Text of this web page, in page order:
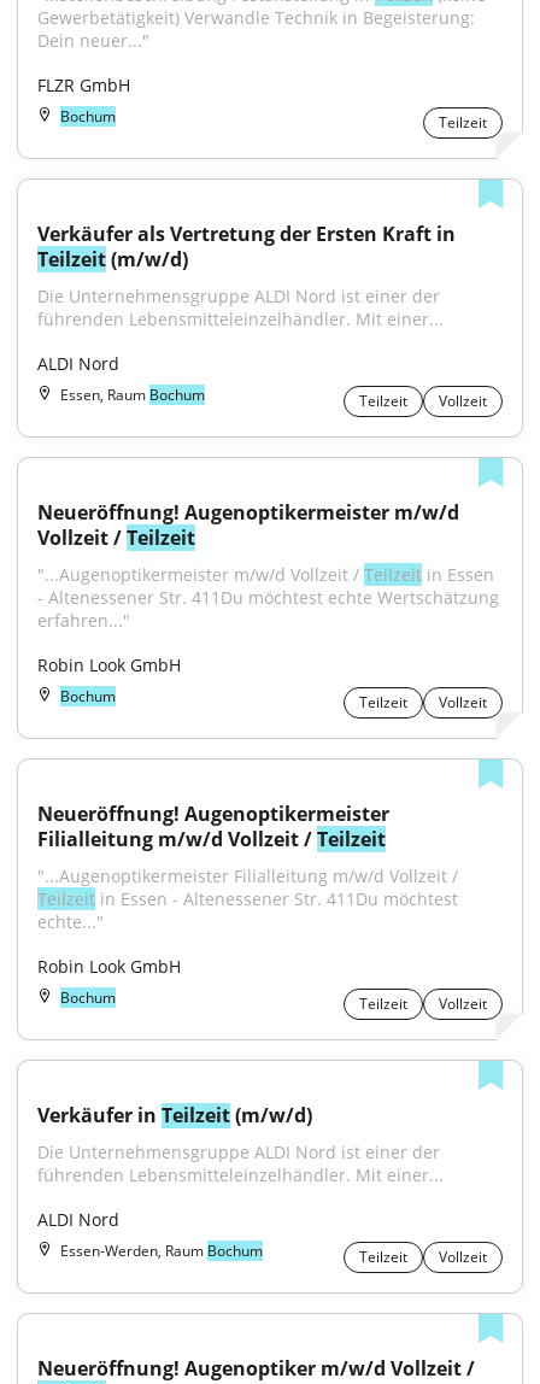
Gewerbetätigkeit) Verwandle Technik in Begeisterung:
Dein neuer..."
FLZR GmbH
Bochum Teilzeit
Teilzeit (m/w/d)
Die Unternehmensgruppe ALDI Nord ist einer der
führenden Lebensmitteleinzelhändler. Mit einer...
ALDI Nord
Essen, Raum Bochum Teilzeit Vollzeit
Neueröffnung! Augenoptikermeister m/w/d
Vollzeit / Teilzeit
"...Augenoptikermeister m/w/d Vollzeit / Teilzeit in Essen
- Altenessener Str. 411Du möchtest echte Wertschätzung
erfahren..."
Robin Look GmbH
Bochum Teilzeit Vollzeit
Neueröffnung! Augenoptikermeister
Filialleitung m/w/d Vollzeit / Teilzeit
Teilzeit in Essen - Altenessener Str. 411Du möchtest
echte..."
Robin Look GmbH
Bochum Teilzeit Vollzeit
Verkäufer in Teilzeit (m/w/d)
Die Unternehmensgruppe ALDI Nord ist einer der
führenden Lebensmitteleinzelhändler. Mit einer...
ALDI Nord
Essen-Werden, Raum Bochum Teilzeit Vollzeit